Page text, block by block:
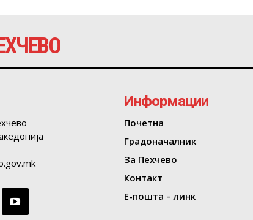
Информации
Почетна
Градоначалник
За Пехчево
Контакт
Е-пошта – линк